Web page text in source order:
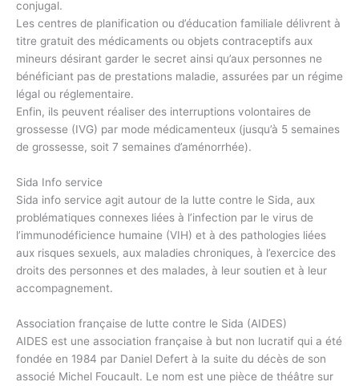
conjugal.
Les centres de planification ou d’éducation familiale délivrent à
titre gratuit des médicaments ou objets contraceptifs aux
mineurs désirant garder le secret ainsi qu’aux personnes ne
bénéficiant pas de prestations maladie, assurées par un régime
légal ou réglementaire.
Enfin, ils peuvent réaliser des interruptions volontaires de
grossesse (IVG) par mode médicamenteux (jusqu’à 5 semaines
de grossesse, soit 7 semaines d’aménorrhée).
Sida Info service
Sida info service agit autour de la lutte contre le Sida, aux
problématiques connexes liées à l’infection par le virus de
l’immunodéficience humaine (VIH) et à des pathologies liées
aux risques sexuels, aux maladies chroniques, à l’exercice des
droits des personnes et des malades, à leur soutien et à leur
accompagnement.
Association française de lutte contre le Sida (AIDES)
AIDES est une association française à but non lucratif qui a été
fondée en 1984 par Daniel Defert à la suite du décès de son
associé Michel Foucault. Le nom est une pièce de théâtre sur